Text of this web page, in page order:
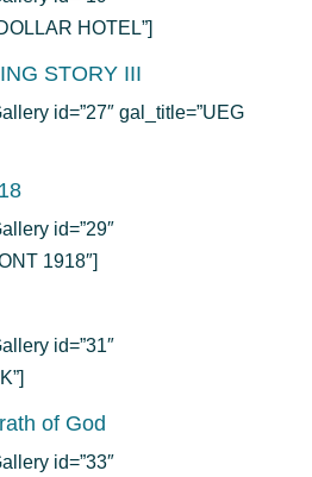
HOTEL”]
STORY III
id=”27″ gal_title=”UEG
id=”29″
1918″]
id=”31″
of God
id=”33″